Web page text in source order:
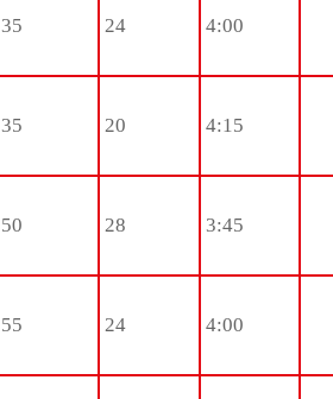
35 24 4:00
35 20 4:15
50 28 3:45
55 24 4:00